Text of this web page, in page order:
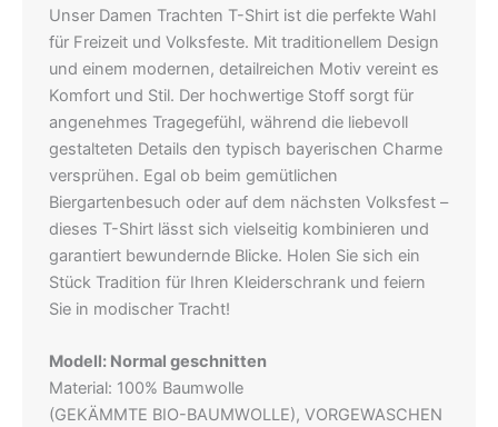
Unser Damen Trachten T-Shirt ist die perfekte Wahl
für Freizeit und Volksfeste. Mit traditionellem Design
und einem modernen, detailreichen Motiv vereint es
Komfort und Stil. Der hochwertige Stoff sorgt für
angenehmes Tragegefühl, während die liebevoll
gestalteten Details den typisch bayerischen Charme
versprühen. Egal ob beim gemütlichen
Biergartenbesuch oder auf dem nächsten Volksfest –
dieses T-Shirt lässt sich vielseitig kombinieren und
garantiert bewundernde Blicke. Holen Sie sich ein
Stück Tradition für Ihren Kleiderschrank und feiern
Sie in modischer Tracht!
Modell: Normal geschnitten
Material: 100% Baumwolle
(GEKÄMMTE BIO-BAUMWOLLE), VORGEWASCHEN